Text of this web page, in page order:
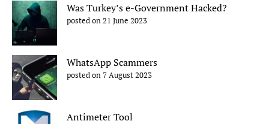
Was Turkey’s e-Government Hacked?
posted on 21 June 2023
WhatsApp Scammers
posted on 7 August 2023
Antimeter Tool